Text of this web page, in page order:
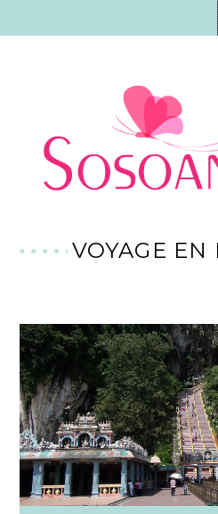
SO EN FORME
SO IN LOVE
SO DÉCO
SO PRATIQUE
CONTACT
VOYAGE EN